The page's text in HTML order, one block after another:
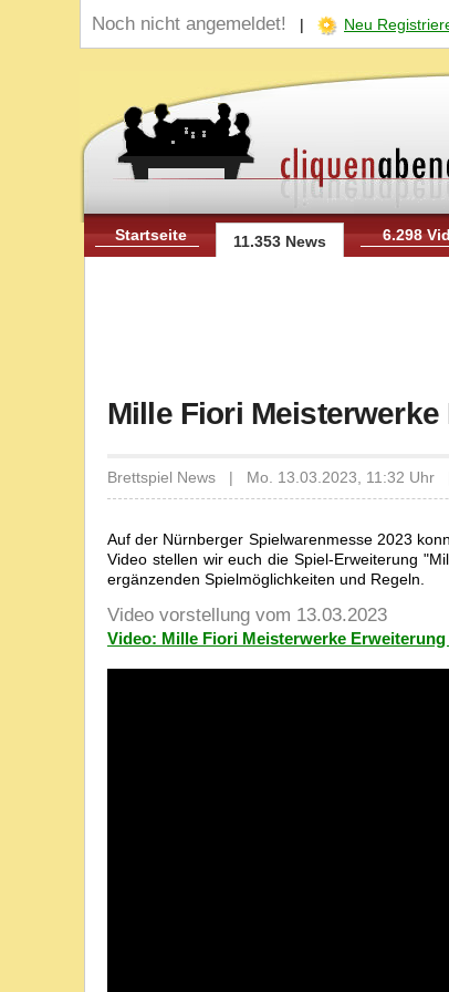
Noch nicht angemeldet! | Neu
Startseite 11.353 News 6.298
Mille Fiori
Brettspiel News | Mo. 13.03.2023, 11:32
Auf der Nürnberger Spielwarenmesse 2023
Video stellen wir euch die Spiel-Erweiterung
ergänzenden Spielmöglichkeiten und Regeln.
Video vorstellung vom 13.03.2023
Video: Mille Fiori Meisterwerke